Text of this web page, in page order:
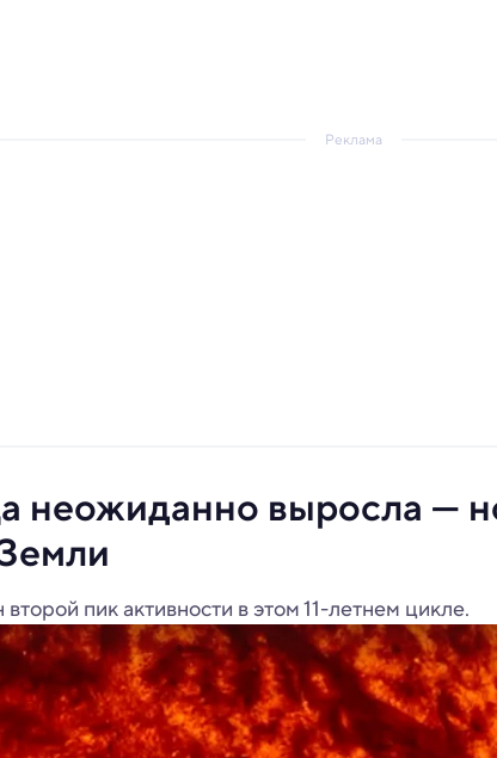
Реклама
неожиданно выросла —
пик активности в этом 11-летнем цикле.